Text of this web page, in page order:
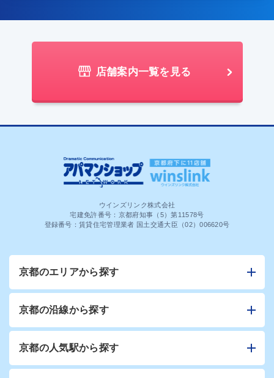
店舗案内一覧を見る
ウインズリンク株式会社
宅建免許番号：京都府知事（5）第11578号
登録番号：賃貸住宅管理業者 国土交通大臣（02）006620号
京都のエリアから探す
京都の沿線から探す
京都の人気駅から探す